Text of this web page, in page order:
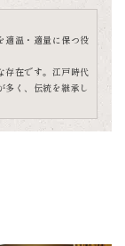
適温・適量に保つ役
存在です。江戸時代
多く、伝統を継承し